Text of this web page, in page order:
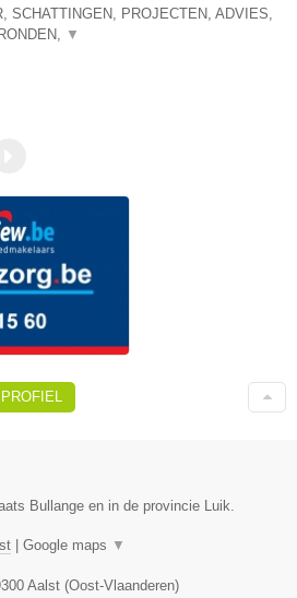
SCHATTINGEN, PROJECTEN, ADVIES,
▼
Bullange en in de provincie Luik.
Google maps ▼
Aalst (Oost-Vlaanderen)